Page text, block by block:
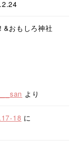
おもしろ神社
より
18 に